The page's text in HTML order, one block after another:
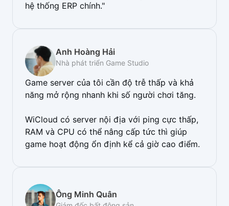
hệ thống ERP chính."
Anh Hoàng Hải
Nhà phát triển Game Studio
Game server của tôi cần độ trễ thấp và khả
năng mở rộng nhanh khi số người chơi tăng.
WiCloud có server nội địa với ping cực thấp,
RAM và CPU có thể nâng cấp tức thì giúp
game hoạt động ổn định kể cả giờ cao điểm.
Ông Minh Quân